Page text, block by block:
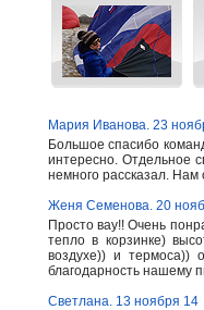
Мария Иванова. 23
Большое спасибо
интересно. Отдельное
немного рассказал.
Женя Семенова. 20
Просто вау!! Очень
тепло в корзинке)
воздухе)) и
благодарность нашему
Светлана. 13 ноября 14